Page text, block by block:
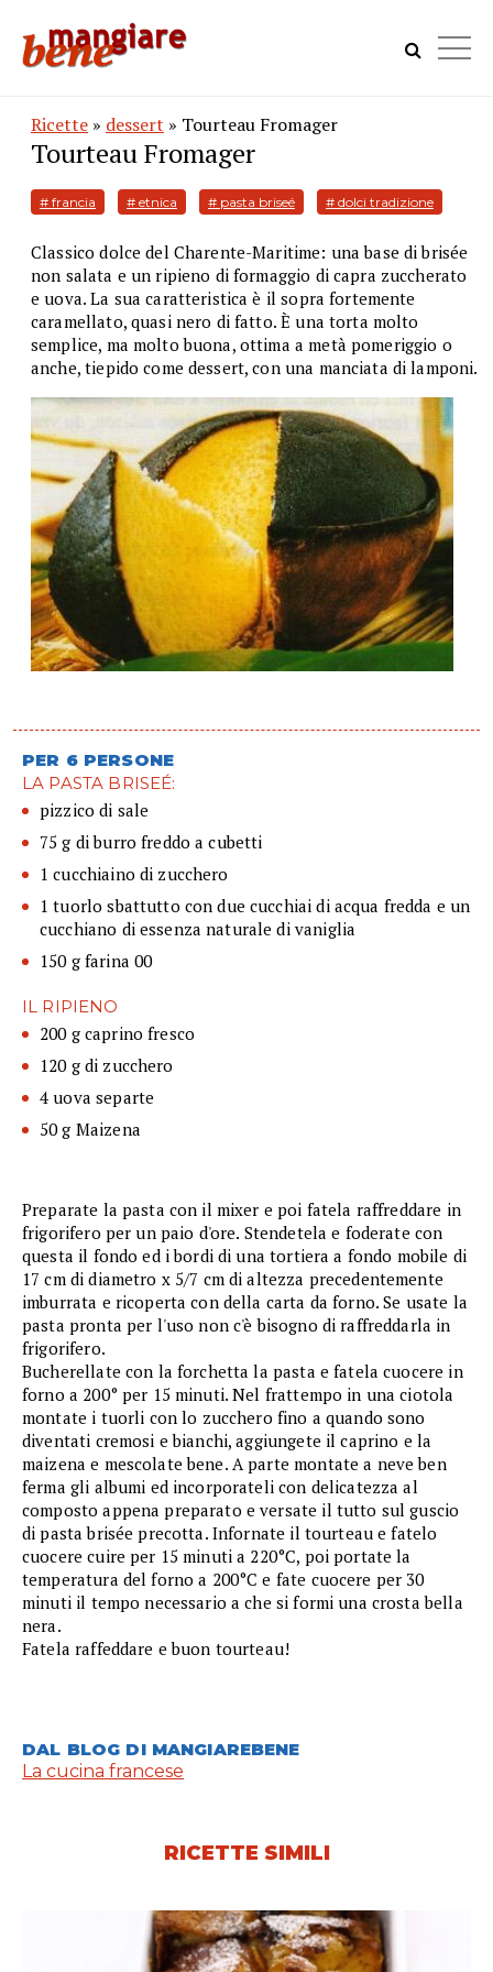
Ricette » dessert » Tourteau Fromager
Tourteau Fromager
# francia # etnica # pasta briseé # dolci tradizione
Classico dolce del Charente-Maritime: una base di brisée
non salata e un ripieno di formaggio di capra zuccherato
e uova. La sua caratteristica è il sopra fortemente
caramellato, quasi nero di fatto. È una torta molto
semplice, ma molto buona, ottima a metà pomeriggio o
anche, tiepido come dessert, con una manciata di lamponi.
PER 6 PERSONE
LA PASTA BRISEÉ:
pizzico di sale
75 g di burro freddo a cubetti
1 cucchiaino di zucchero
1 tuorlo sbattutto con due cucchiai di acqua fredda e un
cucchiano di essenza naturale di vaniglia
150 g farina 00
IL RIPIENO
200 g caprino fresco
120 g di zucchero
4 uova separte
50 g Maizena
Preparate la pasta con il mixer e poi fatela raffreddare in
frigorifero per un paio d'ore. Stendetela e foderate con
questa il fondo ed i bordi di una tortiera a fondo mobile di
17 cm di diametro x 5/7 cm di altezza precedentemente
imburrata e ricoperta con della carta da forno. Se usate la
pasta pronta per l'uso non c'è bisogno di raffreddarla in
frigorifero.
Bucherellate con la forchetta la pasta e fatela cuocere in
forno a 200° per 15 minuti. Nel frattempo in una ciotola
montate i tuorli con lo zucchero fino a quando sono
diventati cremosi e bianchi, aggiungete il caprino e la
maizena e mescolate bene. A parte montate a neve ben
ferma gli albumi ed incorporateli con delicatezza al
composto appena preparato e versate il tutto sul guscio
di pasta brisée precotta. Infornate il tourteau e fatelo
cuocere cuire per 15 minuti a 220°C, poi portate la
temperatura del forno a 200°C e fate cuocere per 30
minuti il tempo necessario a che si formi una crosta bella
nera.
Fatela raffeddare e buon tourteau!
DAL BLOG DI MANGIAREBENE
La cucina francese
RICETTE SIMILI